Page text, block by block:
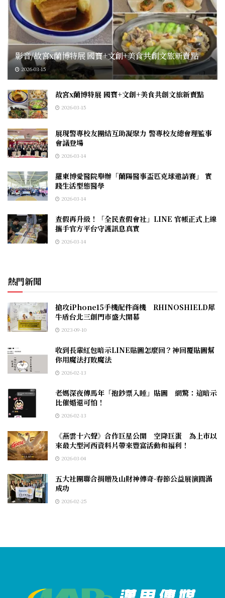
影音/故宮x蘭博特展 國寶+文創+美食共創文旅新賣點
2026-03-15
故宮x蘭博特展 國寶+文創+美食共創文旅新賣點
2026-03-15
展現警專校友團結互助凝聚力 警專校友總會理監事
會議登場
2026-03-14
羅東博愛醫院舉辦「蘭陽醫事盃匹克球邀請賽」 實
踐生活型態醫學
2026-03-14
查假再升級！「全民查假會社」LINE 官帳正式上線
攜手官方平台守護訊息真實
2026-03-14
熱門新聞
搶攻iPhone15手機配件商機 RHINOSHIELD犀
牛盾台北三創門市盛大開幕
2023-09-10
收到長輩紅包暗示LINE貼圖怎麼回？神回覆貼圖幫
你用魔法打敗魔法
2026-02-13
老媽深夜傳馬年「抱鈔票入睡」貼圖 網驚：這暗示
比催婚還可怕！
2026-02-13
《燕雲十六聲》合作巨星公開 空降巨蛋 為上市以
來最大型河西資料片帶來豐富活動和福利！
2026-03-04
五大社團聯合捐贈及山財神傳奇-春節公益展演圓滿
成功
2026-02-25